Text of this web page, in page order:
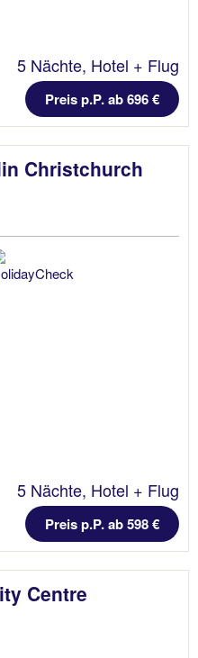
5 Nächte, Hotel + Flug
Preis p.P. ab 696 €
Christchurch
5 Nächte, Hotel + Flug
Preis p.P. ab 598 €
Centre